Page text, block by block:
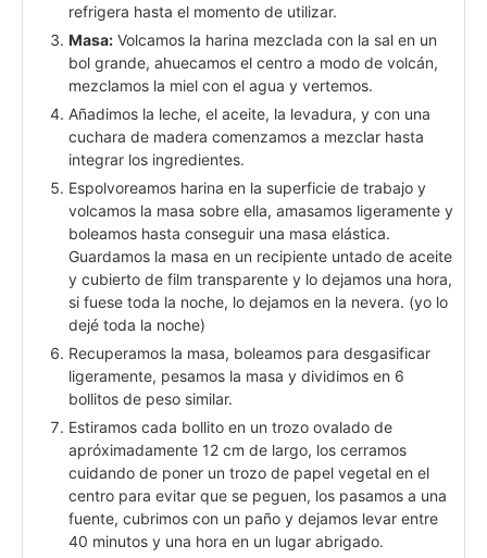
refrigera hasta el momento de utilizar.
Masa: Volcamos la harina mezclada con la sal en un
bol grande, ahuecamos el centro a modo de volcán,
mezclamos la miel con el agua y vertemos.
Añadimos la leche, el aceite, la levadura, y con una
cuchara de madera comenzamos a mezclar hasta
integrar los ingredientes.
Espolvoreamos harina en la superficie de trabajo y
volcamos la masa sobre ella, amasamos ligeramente y
boleamos hasta conseguir una masa elástica.
Guardamos la masa en un recipiente untado de aceite
y cubierto de film transparente y lo dejamos una hora,
si fuese toda la noche, lo dejamos en la nevera. (yo lo
dejé toda la noche)
Recuperamos la masa, boleamos para desgasificar
ligeramente, pesamos la masa y dividimos en 6
bollitos de peso similar.
Estiramos cada bollito en un trozo ovalado de
apróximadamente 12 cm de largo, los cerramos
cuidando de poner un trozo de papel vegetal en el
centro para evitar que se peguen, los pasamos a una
fuente, cubrimos con un paño y dejamos levar entre
40 minutos y una hora en un lugar abrigado.